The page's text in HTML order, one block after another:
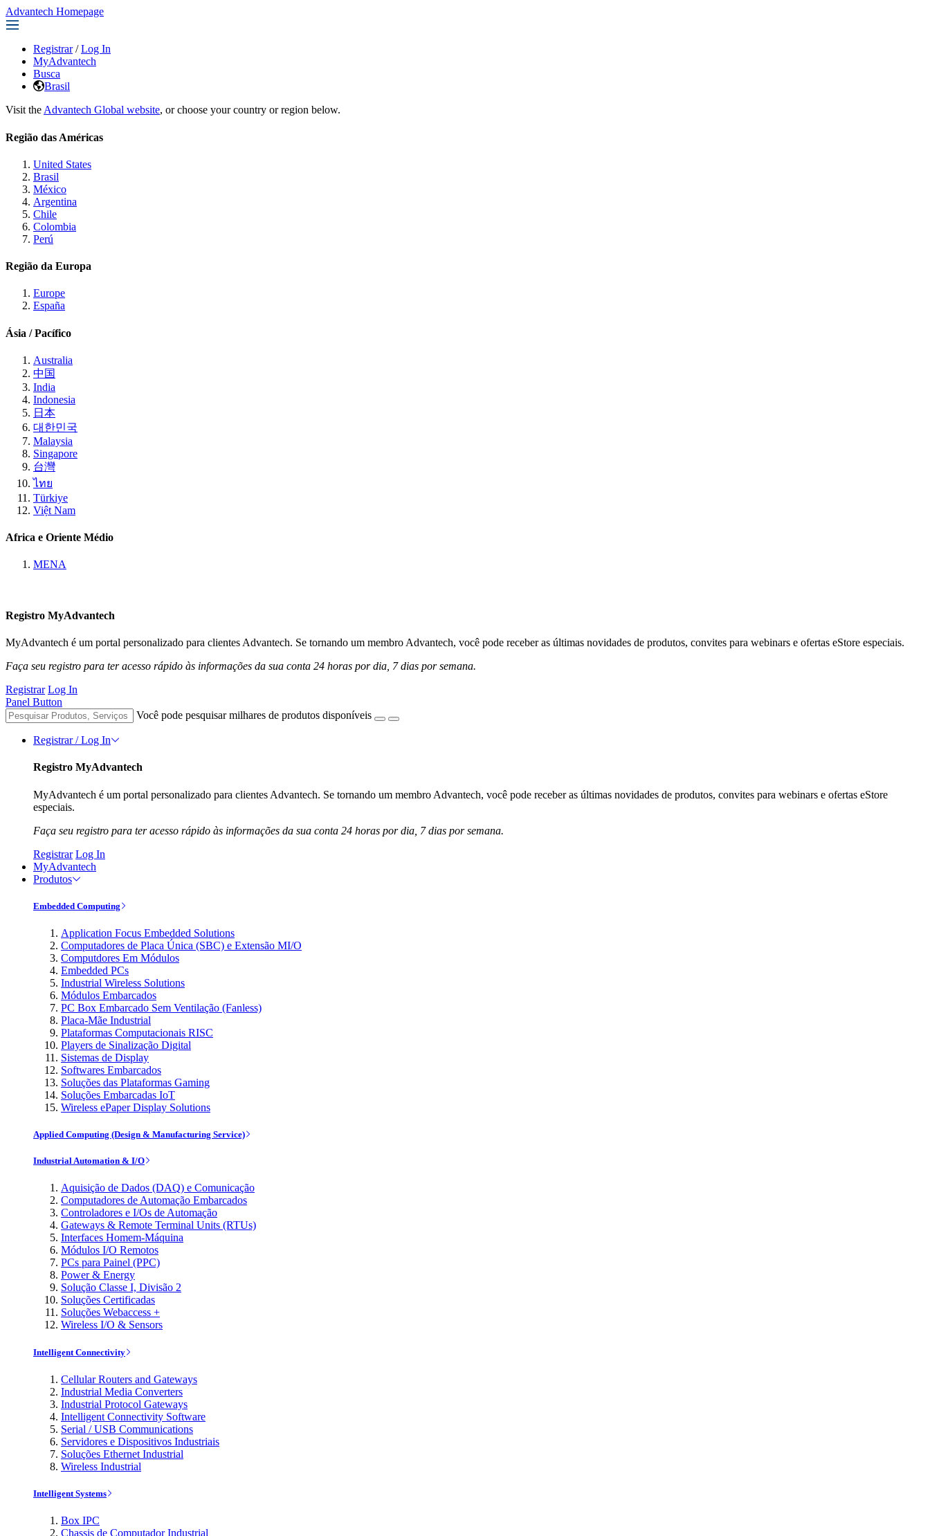
Advantech Homepage
Registrar / Log In
MyAdvantech
Busca
Brasil
Visit the Advantech Global website, or choose your country or region below.
Região das Américas
United States
Brasil
México
Argentina
Chile
Colombia
Perú
Região da Europa
Europe
España
Ásia / Pacífico
Australia
中国
India
Indonesia
日本
대한민국
Malaysia
Singapore
台灣
ไทย
Türkiye
Việt Nam
Africa e Oriente Médio
MENA
Registro MyAdvantech
MyAdvantech é um portal personalizado para clientes Advantech. Se tornando um membro Advantech, você pode receber as últimas novidades de produtos, convites para webinars e ofertas eStore especiais.
Faça seu registro para ter acesso rápido às informações da sua conta 24 horas por dia, 7 dias por semana.
Registrar Log In
Panel Button
Você pode pesquisar milhares de produtos disponíveis
Registrar / Log In
Registro MyAdvantech
MyAdvantech é um portal personalizado para clientes Advantech. Se tornando um membro Advantech, você pode receber as últimas novidades de produtos, convites para webinars e ofertas eStore
especiais.
Faça seu registro para ter acesso rápido às informações da sua conta 24 horas por dia, 7 dias por semana.
Registrar Log In
MyAdvantech
Produtos
Embedded Computing
Application Focus Embedded Solutions
Computadores de Placa Única (SBC) e Extensão MI/O
Computdores Em Módulos
Embedded PCs
Industrial Wireless Solutions
Módulos Embarcados
PC Box Embarcado Sem Ventilação (Fanless)
Placa-Mãe Industrial
Plataformas Computacionais RISC
Players de Sinalização Digital
Sistemas de Display
Softwares Embarcados
Soluções das Plataformas Gaming
Soluções Embarcadas IoT
Wireless ePaper Display Solutions
Applied Computing (Design & Manufacturing Service)
Industrial Automation & I/O
Aquisição de Dados (DAQ) e Comunicação
Computadores de Automação Embarcados
Controladores e I/Os de Automação
Gateways & Remote Terminal Units (RTUs)
Interfaces Homem-Máquina
Módulos I/O Remotos
PCs para Painel (PPC)
Power & Energy
Solução Classe I, Divisão 2
Soluções Certificadas
Soluções Webaccess +
Wireless I/O & Sensors
Intelligent Connectivity
Cellular Routers and Gateways
Industrial Media Converters
Industrial Protocol Gateways
Intelligent Connectivity Software
Serial / USB Communications
Servidores e Dispositivos Industriais
Soluções Ethernet Industrial
Wireless Industrial
Intelligent Systems
Box IPC
Chassis de Computador Industrial